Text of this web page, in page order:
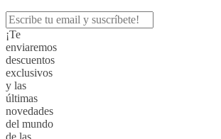
¡Te
enviaremos
descuentos
exclusivos
y las
últimas
novedades
del mundo
de las